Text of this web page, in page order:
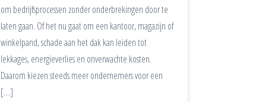
om bedrijfsprocessen zonder onderbrekingen door te
laten gaan. Of het nu gaat om een kantoor, magazijn of
winkelpand, schade aan het dak kan leiden tot
lekkages, energieverlies en onverwachte kosten.
Daarom kiezen steeds meer ondernemers voor een
[…]